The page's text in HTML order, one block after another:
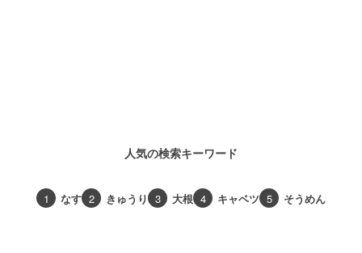
人気の検索キーワード
1 なす 2 きゅうり 3 大根 4 キャベツ 5 そうめん